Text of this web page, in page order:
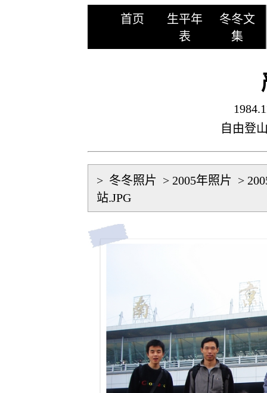
首页
生平年
表
冬冬文
集
自由登
> 冬冬照片 > 2005年照片 >
站.JPG